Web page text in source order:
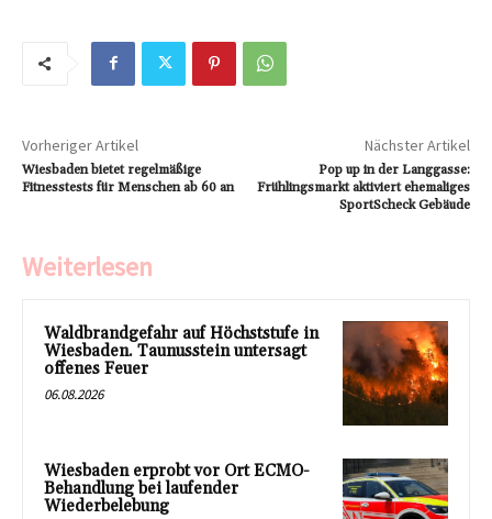
Vorheriger Artikel
Wiesbaden bietet regelmäßige
Fitnesstests für Menschen ab 60 an
Nächster Artikel
Pop up in der Langgasse:
Frühlingsmarkt aktiviert ehemaliges
SportScheck Gebäude
Weiterlesen
Waldbrandgefahr auf Höchststufe in
Wiesbaden. Taunusstein untersagt
offenes Feuer
06.08.2026
Wiesbaden erprobt vor Ort ECMO-
Behandlung bei laufender
Wiederbelebung